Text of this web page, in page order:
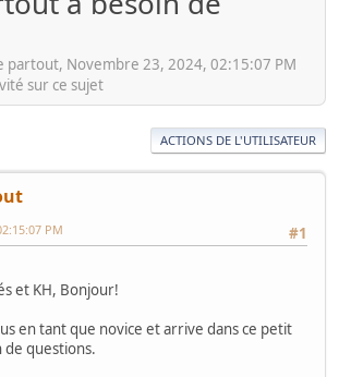
partout, Novembre 23, 2024, 02:15:07 PM
sur ce sujet
ACTIONS DE L'UTILISATEUR
#1
PM
et KH, Bonjour!
en tant que novice et arrive dans ce petit
de questions.